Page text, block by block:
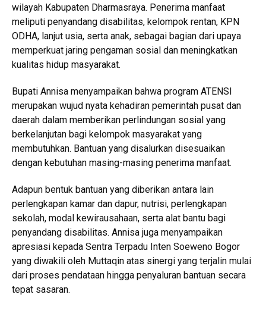
wilayah Kabupaten Dharmasraya. Penerima manfaat
meliputi penyandang disabilitas, kelompok rentan, KPN
ODHA, lanjut usia, serta anak, sebagai bagian dari upaya
memperkuat jaring pengaman sosial dan meningkatkan
kualitas hidup masyarakat.
Bupati Annisa menyampaikan bahwa program ATENSI
merupakan wujud nyata kehadiran pemerintah pusat dan
daerah dalam memberikan perlindungan sosial yang
berkelanjutan bagi kelompok masyarakat yang
membutuhkan. Bantuan yang disalurkan disesuaikan
dengan kebutuhan masing-masing penerima manfaat.
Adapun bentuk bantuan yang diberikan antara lain
perlengkapan kamar dan dapur, nutrisi, perlengkapan
sekolah, modal kewirausahaan, serta alat bantu bagi
penyandang disabilitas. Annisa juga menyampaikan
apresiasi kepada Sentra Terpadu Inten Soeweno Bogor
yang diwakili oleh Muttaqin atas sinergi yang terjalin mulai
dari proses pendataan hingga penyaluran bantuan secara
tepat sasaran.